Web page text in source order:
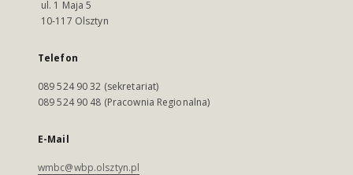
ul. 1 Maja 5
10-117 Olsztyn
Telefon
089 524 90 32 (sekretariat)
089 524 90 48 (Pracownia Regionalna)
E-Mail
wmbc@wbp.olsztyn.pl